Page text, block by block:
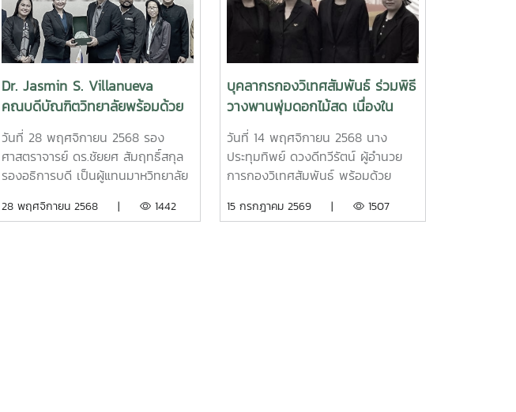
January 2026, Associate
Professor Dr. Weerapon Thongma,
President of Maejo University,
together with Associate Dean of
International College, and the
International Affairs Officers
from Maejo University visited
the Consulate General of the
People’s Republic of China in
General Chen Haiping on the
Dr. Jasmin S. Villanueva
คณบดีบัณฑิตวิทยาลัยพร้อมด้วย
คณะ จาก Pampanga State
Agricultural University ประเทศ
ฟิลิปปินส์ เยือนมหาวิทยาลัยแม่โจ้
วันที่ 28 พฤศจิกายน 2568 รอง
ศาสตราจารย์ ดร.ชัยยศ สัมฤทธิ์สกุล
รองอธิการบดี เป็นผู้แทนมาหวิทยาลัย
ผลิตกรรมการเกษตร รองคณบดีคณะ
28 พฤศจิกายน 2568 | 1442
บุคลากรกองวิเทศสัมพันธ์ ร่วมพิธี
วางพานพุ่มดอกไม้สด เนื่องใน
วันพระบิดาแห่งฝนหลวง ประจำปี
2568
วันที่ 14 พฤศจิกายน 2568 นาง
ประทุมทิพย์ ดวงดีทวีรัตน์ ผู้อำนวย
การกองวิเทศสัมพันธ์ พร้อมด้วย
พานพุ่มดอกไม้สด เนื่องในวันพระบิดา
15 กรกฎาคม 2569 | 1507